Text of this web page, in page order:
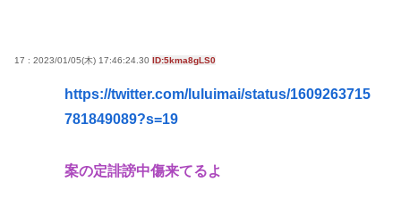
17 : 2023/01/05(木) 17:46:24.30 ID:5kma8gLS0
https://twitter.com/luluimai/status/1609263715
781849089?s=19
案の定誹謗中傷来てるよ